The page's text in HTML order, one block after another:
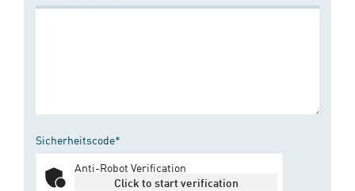
Sicherheitscode*
Anti-Robot Verification
Click to start verification